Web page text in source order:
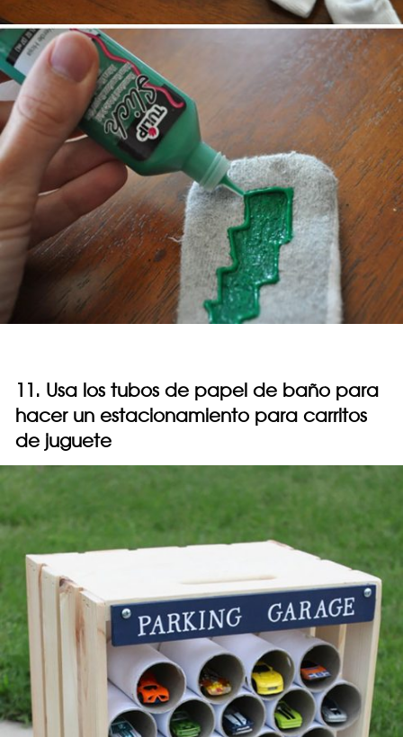
11. Usa los tubos de papel de baño para
hacer un estacionamiento para carritos
de juguete